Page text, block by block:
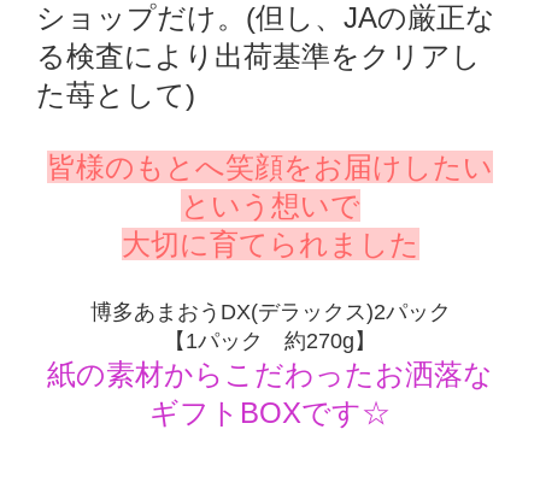
ショップだけ。(但し、JAの厳正な
る検査により出荷基準をクリアし
た苺として)
皆様のもとへ笑顔をお届けしたい
という想いで
大切に育てられました
博多あまおうDX(デラックス)2パック
【1パック 約270g】
紙の素材からこだわったお洒落な
ギフトBOXです☆